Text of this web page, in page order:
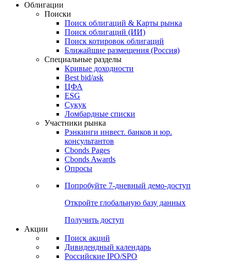
Cbonds Review
ежеквартальный аналитический журнал
Облигации
Поиски
Поиск облигаций & Карты рынка
Поиск облигаций (ИИ)
Поиск котировок облигаций
Ближайшие размещения (Россия)
Специальные разделы
Кривые доходности
Best bid/ask
ЦФА
ESG
Сукук
Ломбардные списки
Участники рынка
Рэнкинги инвест. банков и юр.
Cbonds Pages
Опросы
Попробуйте7-дневный
Откройте глобальную базу данных
Получить доступ